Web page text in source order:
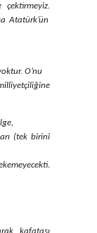
Atatürk’ün
O’nu
(tek birini
kafatası